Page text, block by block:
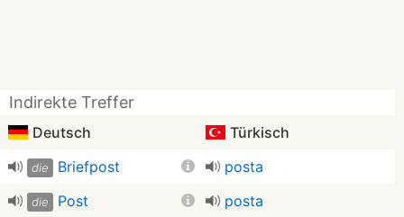
Indirekte Treffer
Deutsch Türkisch
die Briefpost posta
die Post posta